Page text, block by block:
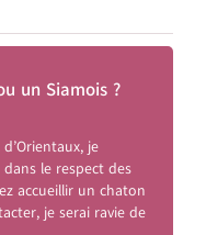
un Siamois ?
je
le respect des
accueillir un chaton
je serai ravie de